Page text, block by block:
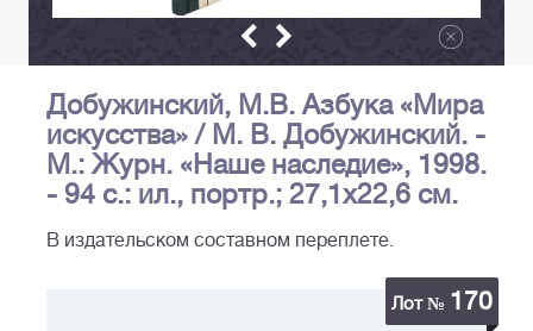
Добужинский, М.В. Азбука «Мира
искусства» / М. В. Добужинский. -
М.: Журн. «Наше наследие», 1998.
- 94 с.: ил., портр.; 27,1х22,6 см.
В издательском составном переплете.
Лот № 170